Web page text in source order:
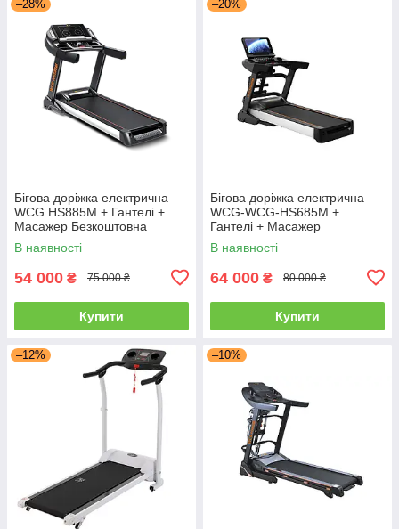
–28%
Бігова доріжка електрична
WCG HS885M + Гантелі +
Масажер Безкоштовна
доставка
В наявності
54 000 ₴ 75 000 ₴
Купити
–20%
Бігова доріжка електрична
WCG-WCG-HS685M +
Гантелі + Масажер
Безкоштовна доставка
В наявності
64 000 ₴ 80 000 ₴
Купити
–12% –10%